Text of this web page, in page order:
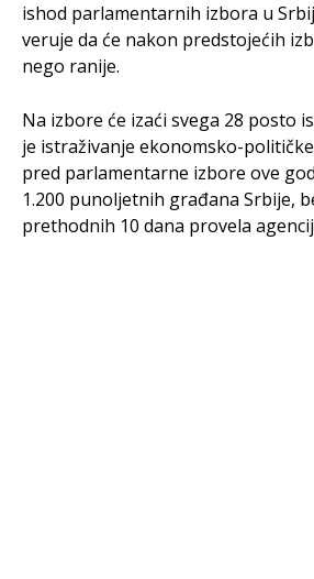
ishod parlamentarnih izbora u
veruje da će nakon predstojećih
nego ranije.
Na izbore će izaći svega 28 posto
je istraživanje ekonomsko-
pred parlamentarne izbore ove
1.200 punoljetnih građana Srbije,
prethodnih 10 dana provela